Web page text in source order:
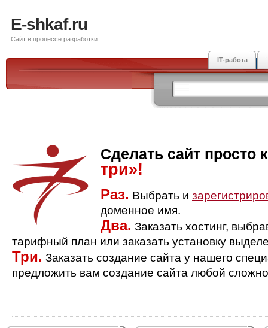
E-shkaf.ru
Сайт в процессе разработки
IT-работа
Сделать сайт просто
три»!
Раз. Выбрать и
доменное имя.
Два. Заказать хостинг,
тарифный план или заказать установку
Три. Заказать создание сайта у нашего
предложить вам создание сайта любой